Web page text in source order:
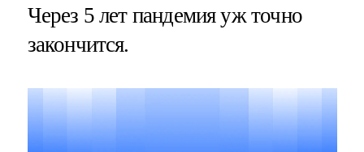
Через 5 лет пандемия уж точно
закончится.